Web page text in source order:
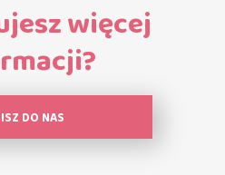
więcej
DO NAS